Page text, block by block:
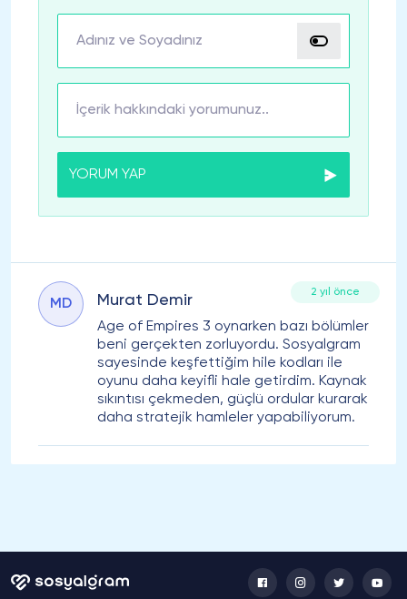
YORUM YAP
MD
2 yıl önce
Murat Demir
Age of Empires 3 oynarken bazı bölümler
beni gerçekten zorluyordu. Sosyalgram
sayesinde keşfettiğim hile kodları ile
oyunu daha keyifli hale getirdim. Kaynak
sıkıntısı çekmeden, güçlü ordular kurarak
daha stratejik hamleler yapabiliyorum.